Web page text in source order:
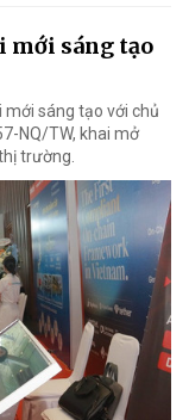
mới sáng tạo
mới sáng tạo với chủ
NQ/TW, khai mở
trường.